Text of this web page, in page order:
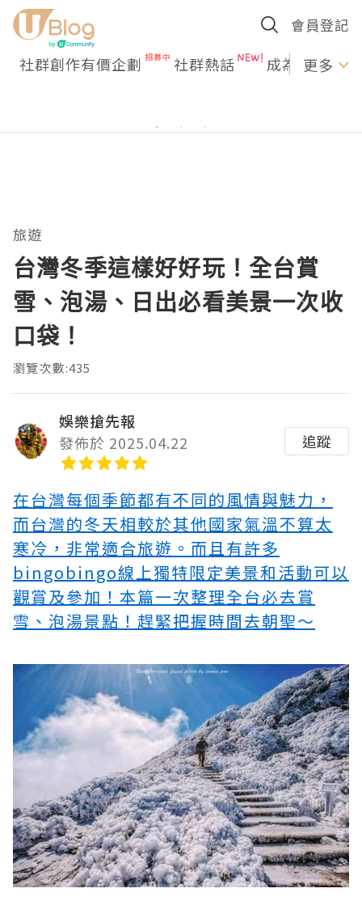
會員登記
社群創作有價企劃 社群熱話 成為U更多
旅遊
台灣冬季這樣好好玩！全台賞
雪、泡湯、日出必看美景一次收
口袋！
瀏覽次數:435
娛樂搶先報
發佈於 2025.04.22
追蹤
在台灣每個季節都有不同的風情與魅力，
而台灣的冬天相較於其他國家氣溫不算太
寒冷，非常適合旅遊。而且有許多
bingobingo線上獨特限定美景和活動可以
觀賞及參加！本篇一次整理全台必去賞
雪、泡湯景點！趕緊把握時間去朝聖～